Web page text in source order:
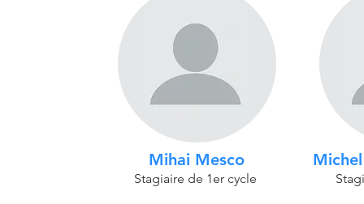
Mihai Mesco
Stagiaire de 1er cycle